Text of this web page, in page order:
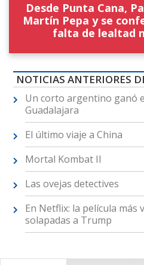
Desde Punta Cana,
Martín Pepa y se
falta de lealtad
NOTICIAS ANTERIORES
Un corto argentino ganó
Guadalajara
El último viaje a China
Mortal Kombat II
Las ovejas detectives
En Netflix: la película más
solapadas a Trump